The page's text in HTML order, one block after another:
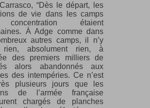
“Dès le départ, les
de vie dans les camps
étaient
À Adge comme dans
autres camps, il n’y
rien, absolument rien, à
des premiers milliers de
alors abandonnés aux
des intempéries. Ce n’est
plusieurs jours que les
de l’armée française
chargés de planches